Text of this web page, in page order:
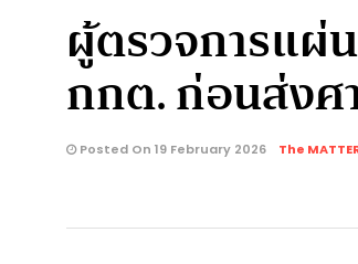
ผู้ตรวจการแผ่
กกต. ก่อนส่ง
Posted On 19 February 2026 The